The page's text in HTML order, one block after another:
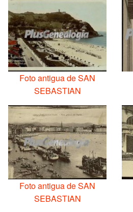
Foto antigua de SAN
SEBASTIAN
Foto antigua de SAN
SEBASTIAN